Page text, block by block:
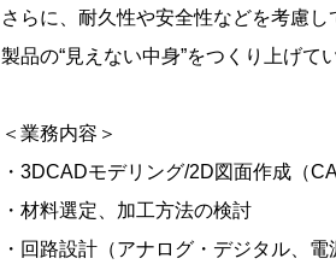
さらに、耐久性や安全性などを考慮し
製品の“見えない中身”をつくり上げて
＜業務内容＞
・3DCADモデリング/2D図面作成（
・材料選定、加工方法の検討
・回路設計（アナログ・デジタル、